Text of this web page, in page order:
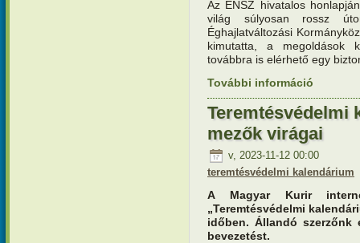
Az ENSZ hivatalos
világ súlyosan rossz
Éghajlatváltozási
kimutatta, a megoldások
továbbra is elérhető egy
További információ
Teremtésvédelmi
mezők virágai
v, 2023-11-12 00:00
teremtésvédelmi kalendárium
A Magyar Kurir
„Teremtésvédelmi
időben. Állandó szerzőnk
bevezetést.